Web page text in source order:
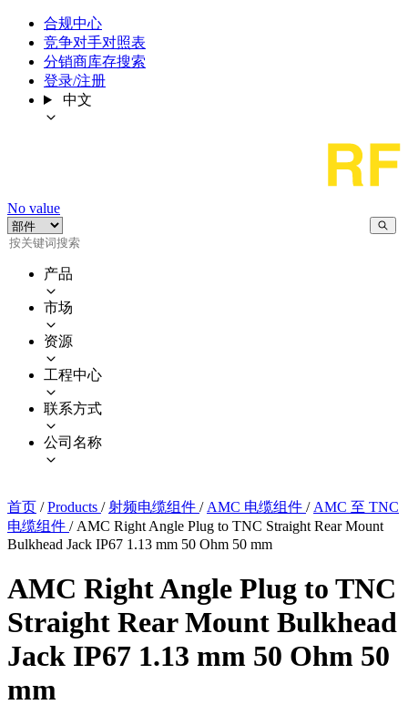
合规中心
竞争对手对照表
分销商库存搜索
登录/注册
中文
No value
产品
市场
资源
工程中心
联系方式
公司名称
首页 / Products / 射频电缆组件 / AMC 电缆组件 / AMC 至 TNC
电缆组件 / AMC Right Angle Plug to TNC Straight Rear Mount
Bulkhead Jack IP67 1.13 mm 50 Ohm 50 mm
AMC Right Angle Plug to TNC
Straight Rear Mount Bulkhead
Jack IP67 1.13 mm 50 Ohm 50
mm